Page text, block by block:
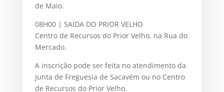
de Maio.
08H00 | SAÍDA DO PRIOR VELHO
Centro de Recursos do Prior Velho, na Rua do
Mercado.
A inscrição pode ser feita no atendimento da
Junta de Freguesia de Sacavém ou no Centro
de Recursos do Prior Velho.